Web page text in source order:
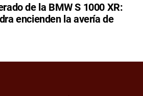
de la BMW S 1000 XR:
encienden la avería de